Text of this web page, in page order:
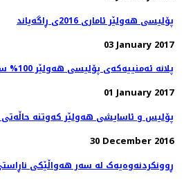
پۆلیسی هەولێر ئاماری 2016ی ڕاگەیاند
03 January 2017
پلانە ئەمنییەكەی پۆلیسی هەولێر 100% سەركەوتوو بوو
01 January 2017
پۆلیس و ئاسایشی هەولێر كەوتنە حاڵەتی
30 December 2016
ڕوونکردنەوەیەک لە سەر هەواڵێکی